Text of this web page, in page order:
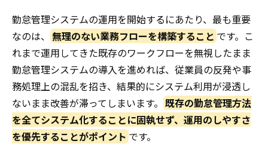
勤怠管理システムの運用を開始するにあたり、最も重要
なのは、 無理のない業務フローを構築すること です。こ
れまで運用してきた既存のワークフローを無視したまま
勤怠管理システムの導入を進めれば、従業員の反発や事
務処理上の混乱を招き、結果的にシステム利用が浸透し
ないまま改善が滞ってしまいます。 既存の勤怠管理方法
を全てシステム化することに固執せず、運用のしやすさ
を優先することがポイント です。